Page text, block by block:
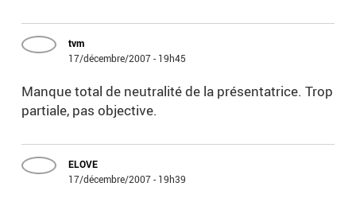
tvm
17/décembre/2007 - 19h45
Manque total de neutralité de la présentatrice. Trop
partiale, pas objective.
ELOVE
17/décembre/2007 - 19h39